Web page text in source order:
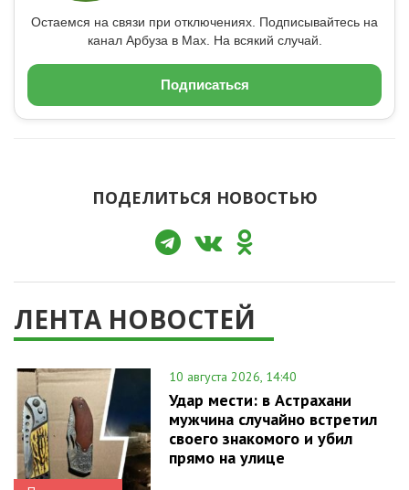
Остаемся на связи при отключениях. Подписывайтесь на
канал Арбуза в Max. На всякий случай.
Подписаться
ПОДЕЛИТЬСЯ НОВОСТЬЮ
ЛЕНТА НОВОСТЕЙ
10 августа 2026, 14:40
Удар мести: в Астрахани
мужчина случайно встретил
своего знакомого и убил
прямо на улице